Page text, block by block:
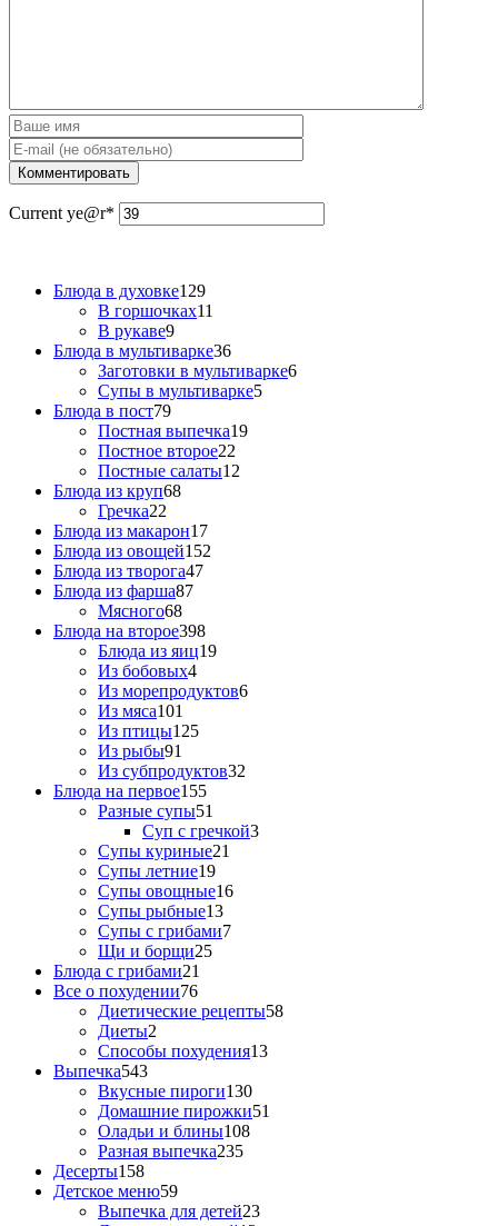
Current ye@r*
Блюда в духовке129
В горшочках11
В рукаве9
Блюда в мультиварке36
Заготовки в мультиварке6
Супы в мультиварке5
Блюда в пост79
Постная выпечка19
Постное второе22
Постные салаты12
Блюда из круп68
Гречка22
Блюда из макарон17
Блюда из овощей152
Блюда из творога47
Блюда из фарша87
Мясного68
Блюда на второе398
Блюда из яиц19
Из бобовых4
Из морепродуктов6
Из мяса101
Из птицы125
Из рыбы91
Из субпродуктов32
Блюда на первое155
Разные супы51
Суп с гречкой3
Супы куриные21
Супы летние19
Супы овощные16
Супы рыбные13
Супы с грибами7
Щи и борщи25
Блюда с грибами21
Все о похудении76
Диетические рецепты58
Диеты2
Способы похудения13
Выпечка543
Вкусные пироги130
Домашние пирожки51
Оладьи и блины108
Разная выпечка235
Десерты158
Детское меню59
Выпечка для детей23